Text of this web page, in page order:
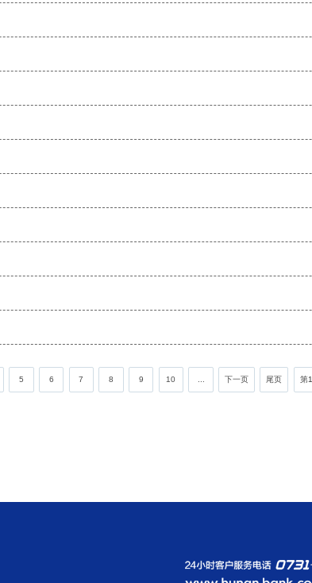
5 6 7 8 9 10 下一页 尾页 第1